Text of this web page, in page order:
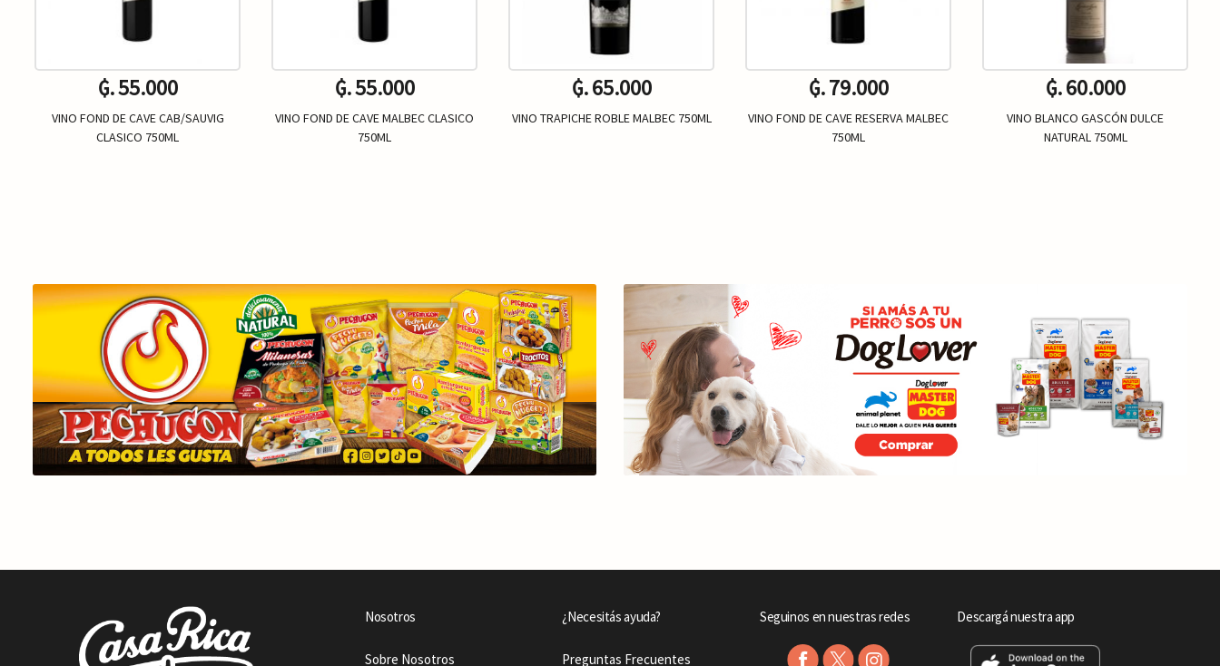
₲. 55.000
VINO FOND DE CAVE CAB/SAUVIG
CLASICO 750ML
₲. 55.000
VINO FOND DE CAVE MALBEC CLASICO
750ML
₲. 65.000
VINO TRAPICHE ROBLE MALBEC 750ML
₲. 79.000
VINO FOND DE CAVE RESERVA MALBEC
750ML
₲. 60.000
VINO BLANCO GASCÓN DULCE
NATURAL 750ML
Nosotros
Sobre Nosotros
¿Necesitás ayuda?
Preguntas Frecuentes
Seguinos en nuestras redes Descargá nuestra app